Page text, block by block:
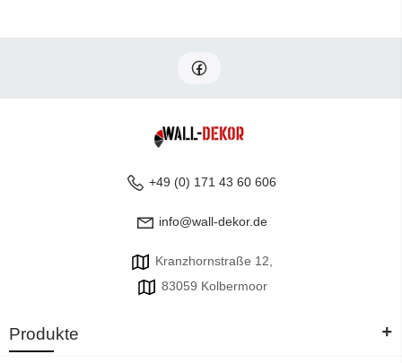
+49 (0) 171 43 60 606
info@wall-dekor.de
Kranzhornstraße 12,
83059 Kolbermoor
Produkte +